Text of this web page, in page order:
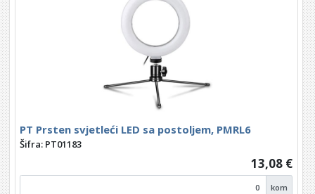
PT Prsten svjetleći LED sa postoljem, PMRL6
Šifra: PT01183
13,08 €
kom